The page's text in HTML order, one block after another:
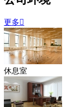
更多
休息室